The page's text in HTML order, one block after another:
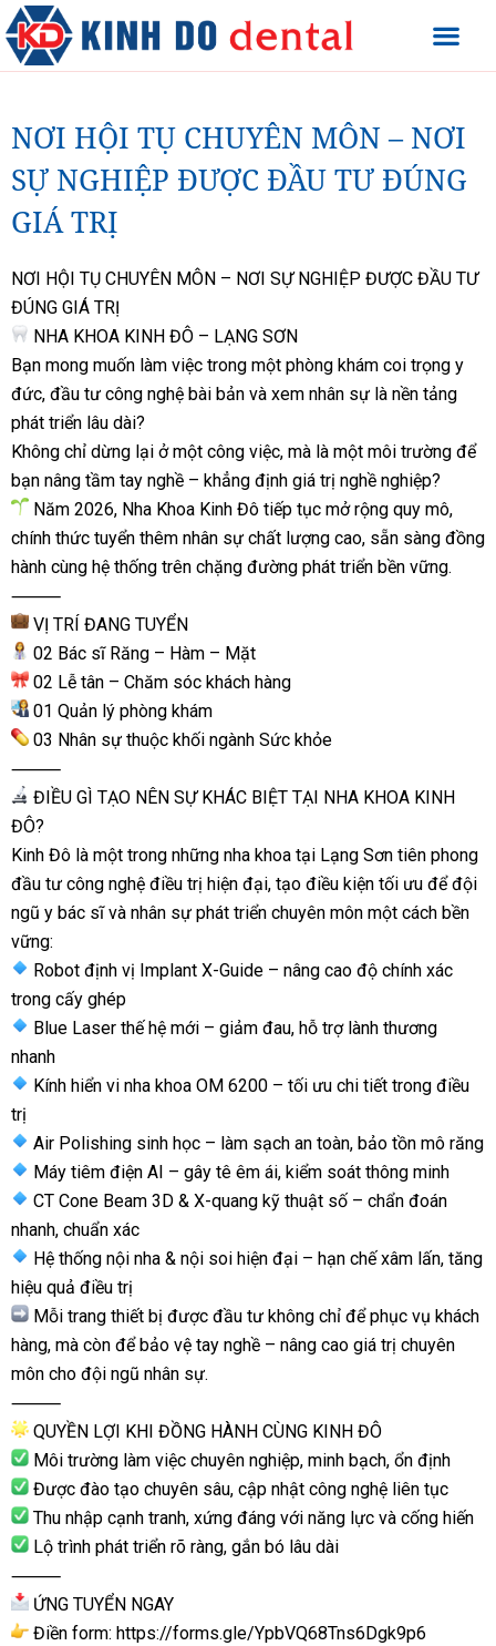
NƠI HỘI TỤ CHUYÊN MÔN – NƠI
SỰ NGHIỆP ĐƯỢC ĐẦU TƯ ĐÚNG
GIÁ TRỊ
NƠI HỘI TỤ CHUYÊN MÔN – NƠI SỰ NGHIỆP ĐƯỢC ĐẦU TƯ
ĐÚNG GIÁ TRỊ
NHA KHOA KINH ĐÔ – LẠNG SƠN
Bạn mong muốn làm việc trong một phòng khám coi trọng y
đức, đầu tư công nghệ bài bản và xem nhân sự là nền tảng
phát triển lâu dài?
Không chỉ dừng lại ở một công việc, mà là một môi trường để
bạn nâng tầm tay nghề – khẳng định giá trị nghề nghiệp?
Năm 2026, Nha Khoa Kinh Đô tiếp tục mở rộng quy mô,
chính thức tuyển thêm nhân sự chất lượng cao, sẵn sàng đồng
hành cùng hệ thống trên chặng đường phát triển bền vững.
⸻
VỊ TRÍ ĐANG TUYỂN
02 Bác sĩ Răng – Hàm – Mặt
02 Lễ tân – Chăm sóc khách hàng
01 Quản lý phòng khám
03 Nhân sự thuộc khối ngành Sức khỏe
⸻
ĐIỀU GÌ TẠO NÊN SỰ KHÁC BIỆT TẠI NHA KHOA KINH
ĐÔ?
Kinh Đô là một trong những nha khoa tại Lạng Sơn tiên phong
đầu tư công nghệ điều trị hiện đại, tạo điều kiện tối ưu để đội
ngũ y bác sĩ và nhân sự phát triển chuyên môn một cách bền
vững:
Robot định vị Implant X-Guide – nâng cao độ chính xác
trong cấy ghép
Blue Laser thế hệ mới – giảm đau, hỗ trợ lành thương
nhanh
Kính hiển vi nha khoa OM 6200 – tối ưu chi tiết trong điều
trị
Air Polishing sinh học – làm sạch an toàn, bảo tồn mô răng
Máy tiêm điện AI – gây tê êm ái, kiểm soát thông minh
CT Cone Beam 3D & X-quang kỹ thuật số – chẩn đoán
nhanh, chuẩn xác
Hệ thống nội nha & nội soi hiện đại – hạn chế xâm lấn, tăng
hiệu quả điều trị
Mỗi trang thiết bị được đầu tư không chỉ để phục vụ khách
hàng, mà còn để bảo vệ tay nghề – nâng cao giá trị chuyên
môn cho đội ngũ nhân sự.
⸻
QUYỀN LỢI KHI ĐỒNG HÀNH CÙNG KINH ĐÔ
Môi trường làm việc chuyên nghiệp, minh bạch, ổn định
Được đào tạo chuyên sâu, cập nhật công nghệ liên tục
Thu nhập cạnh tranh, xứng đáng với năng lực và cống hiến
Lộ trình phát triển rõ ràng, gắn bó lâu dài
⸻
ỨNG TUYỂN NGAY
Điền form: https://forms.gle/YpbVQ68Tns6Dgk9p6